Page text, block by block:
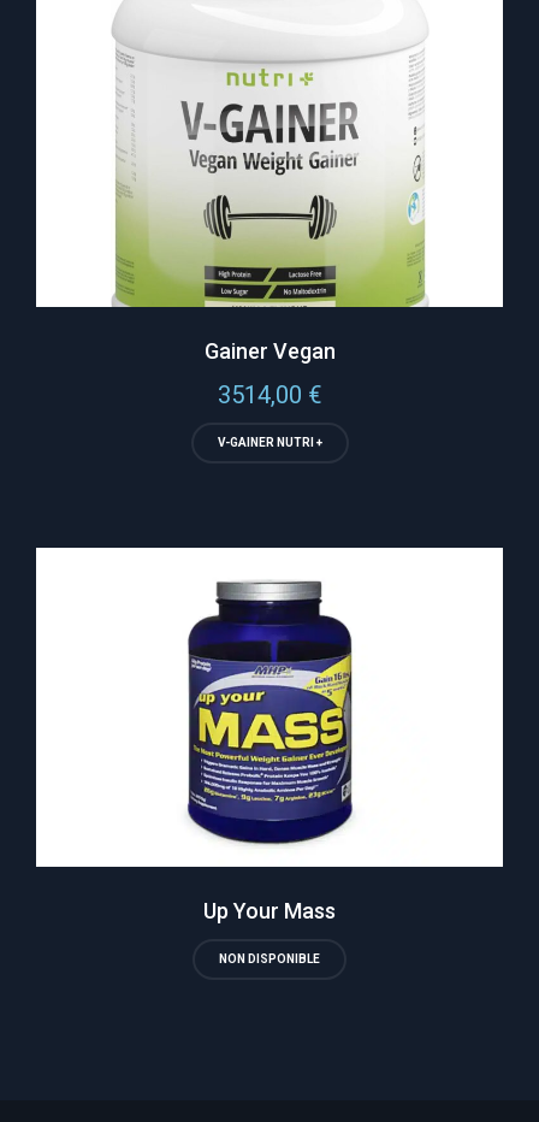
Gainer Vegan
3514,00 €
V-GAINER NUTRI +
Up Your Mass
NON DISPONIBLE